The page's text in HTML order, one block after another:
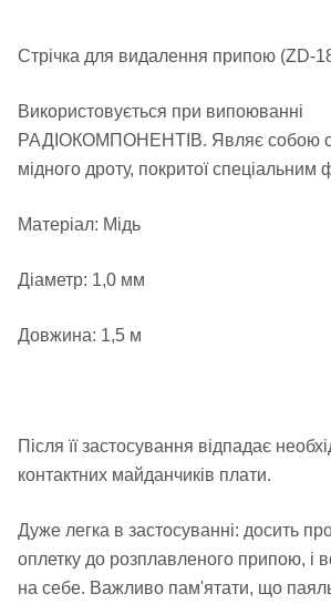
Стрічка для видалення припою (ZD-
Використовується при випоюванні
РАДІОКОМПОНЕНТІВ. Являє собою
мідного дроту, покритої
Матеріал: Мідь
Діаметр: 1,0 мм
Довжина: 1,5 м
Після її застосування відпадає
контактних майданчиків плати.
Дуже легка в застосуванні: досить
оплетку до розплавленого припою, і
на себе. Важливо пам'ятати, що